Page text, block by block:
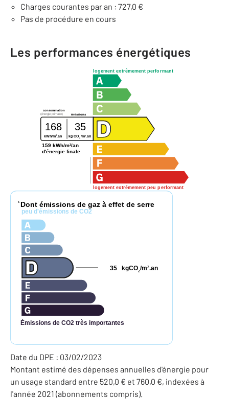
Charges courantes par an : 727,0 €
Pas de procédure en cours
Les performances énergétiques
logement extrêmement performant
logement extrêmement peu performant
consommation
émissions
(énergie primaire)
168 35
kWh/m2.an kg CO2 /m2 .an
159 kWh/m²/an
d'énergie finale
* Dont émissions de gaz à effet de serre
peu d'émissions de CO2
Émissions de CO2 très importantes
kgCO2/m2.an
35
Date du DPE : 03/02/2023
Montant estimé des dépenses annuelles d'énergie pour
un usage standard entre 520,0 € et 760,0 €, indexées à
l'année 2021 (abonnements compris).